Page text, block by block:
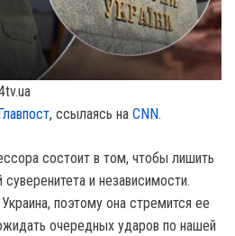
Главпост, ссылаясь на CNN.
состоит в том, чтобы лишить
и независимости.
поэтому она стремится ее
очередных ударов по нашей